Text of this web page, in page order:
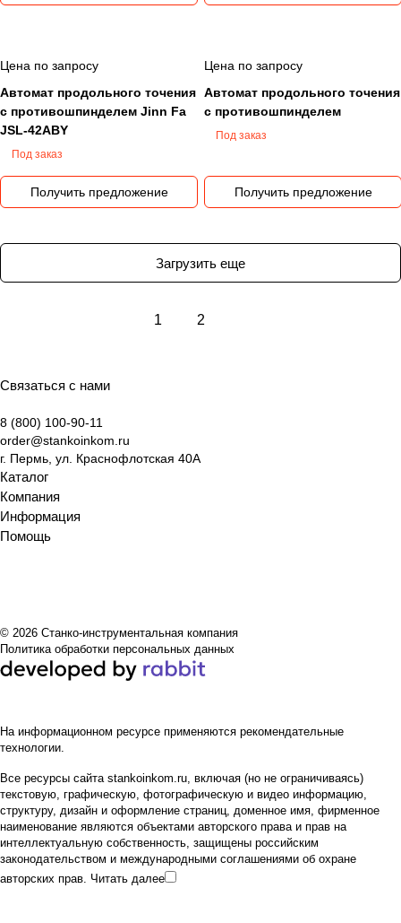
Цена по запросу
Автомат продольного точения
с противошпинделем Jinn Fa
JSL-42AВY
Под заказ
Получить предложение
Цена по запросу
Автомат продольного точения
с противошпинделем
Под заказ
Получить предложение
Загрузить еще
1 2
Связаться с нами
8 (800) 100-90-11
order@stankoinkom.ru
г. Пермь, ул. Краснофлотская 40А
Каталог
Компания
Информация
Помощь
© 2026 Станко-инструментальная компания
Политика обработки персональных данных
На информационном ресурсе применяются рекомендательные
технологии.
Все ресурсы сайта stankoinkom.ru, включая (но не ограничиваясь)
текстовую, графическую, фотографическую и видео информацию,
структуру, дизайн и оформление страниц, доменное имя, фирменное
наименование являются объектами авторского права и прав на
интеллектуальную собственность, защищены российским
законодательством и международными соглашениями об охране
авторских прав. Читать далее